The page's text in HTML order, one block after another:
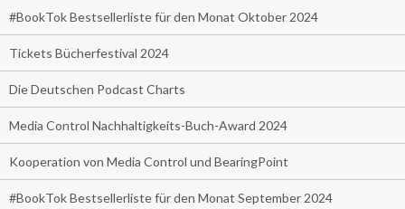
#BookTok Bestsellerliste für den Monat Oktober 2024
Tickets Bücherfestival 2024
Die Deutschen Podcast Charts
Media Control Nachhaltigkeits-Buch-Award 2024
Kooperation von Media Control und BearingPoint
#BookTok Bestsellerliste für den Monat September 2024